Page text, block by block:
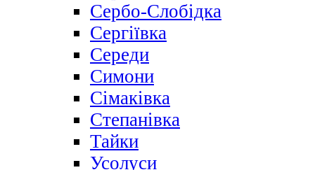
Сербо-Слобідка
Сергіївка
Середи
Симони
Сімаківка
Степанівка
Тайки
Усолуси